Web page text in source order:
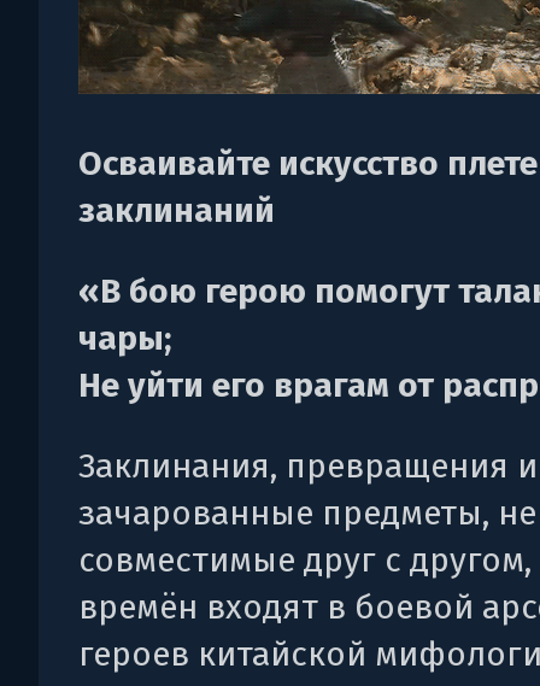
Осваивайте искусство
заклинаний
«В бою герою помогут
чары;
Не уйти его врагам от
Заклинания, превращения и
зачарованные предметы, не
совместимые друг с
времён входят в боевой
героев китайской